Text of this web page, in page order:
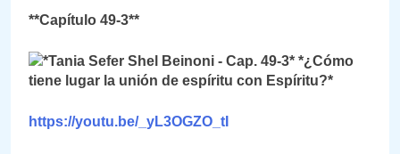
**Capítulo 49-3**
https://youtu.be/_yL3OGZO_tI